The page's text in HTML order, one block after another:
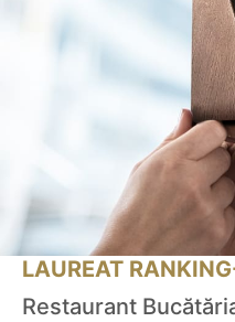
LAUREAT
Restaurant